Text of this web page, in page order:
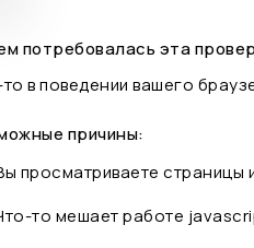
потребовалась эта
в поведении вашего
причины:
просматриваете
то мешает работе